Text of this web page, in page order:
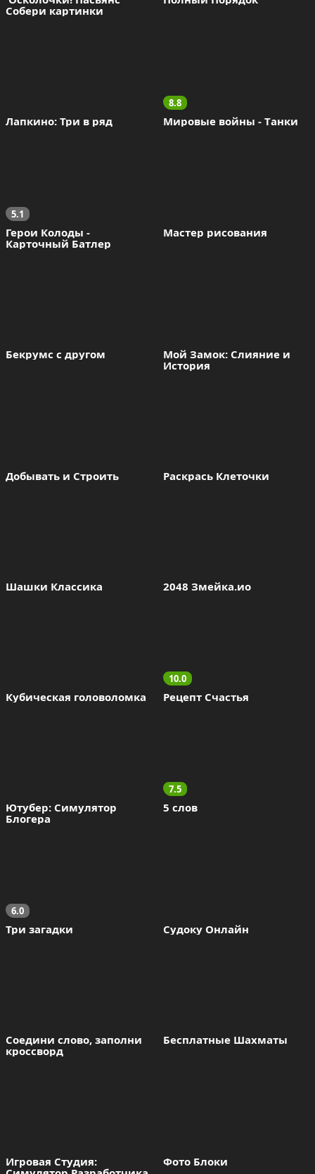
Собери картинки
Лапкино: Три в ряд
8.8
Мировые войны - Tанки
5.1
Герои Колоды -
Карточный Батлер
Мастер рисования
Бекрумс с другом
Мой Замок: Слияние и
История
Добывать и Строить Раскрась Клеточки
Шашки Классика 2048 Змейка.ио
Кубическая головоломка
10.0
Рецепт Счастья
Ютубер: Симулятор
Блогера
7.5
5 слов
6.0
Три загадки Судоку Онлайн
Соедини слово, заполни
кроссворд
Бесплатные Шахматы
Игровая Студия:
Фото Блоки